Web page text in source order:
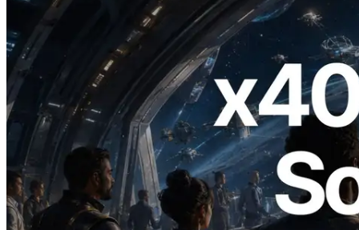
2026.07.04
ERPC x402 destekli Solana RPC'yi
yayınladı — AI agent'ların ihtiyaç
duydukları API'ler için anında ödeme
yaptığı dönem